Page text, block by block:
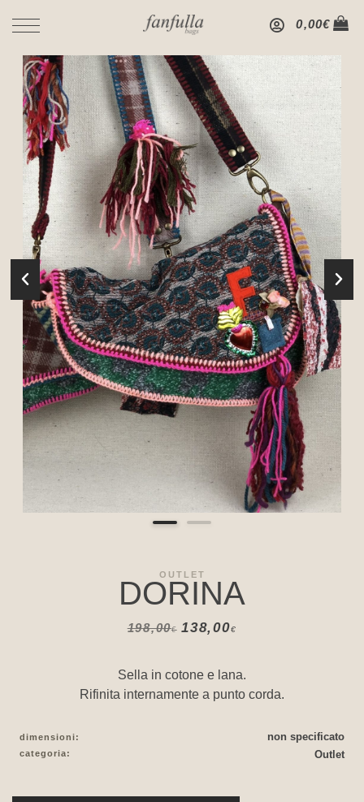
0,00€
OUTLET
DORINA
198,00€ 138,00€
Sella in cotone e lana.
Rifinita internamente a punto corda.
dimensioni: non specificato
categoria: Outlet